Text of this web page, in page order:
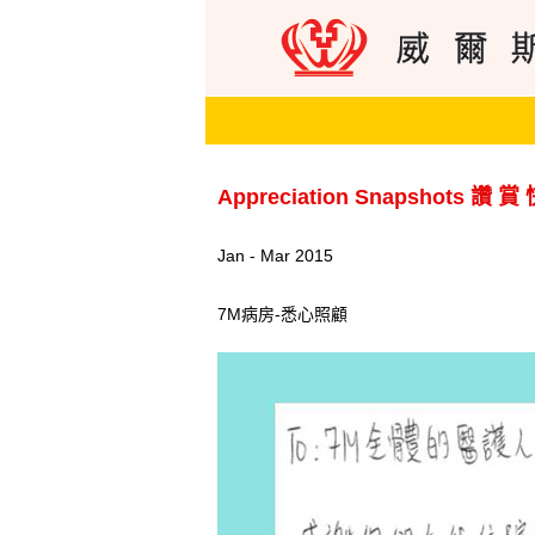
Appreciation Snapshots 讚 賞
Jan - Mar 2015
7M病房-悉心照顧